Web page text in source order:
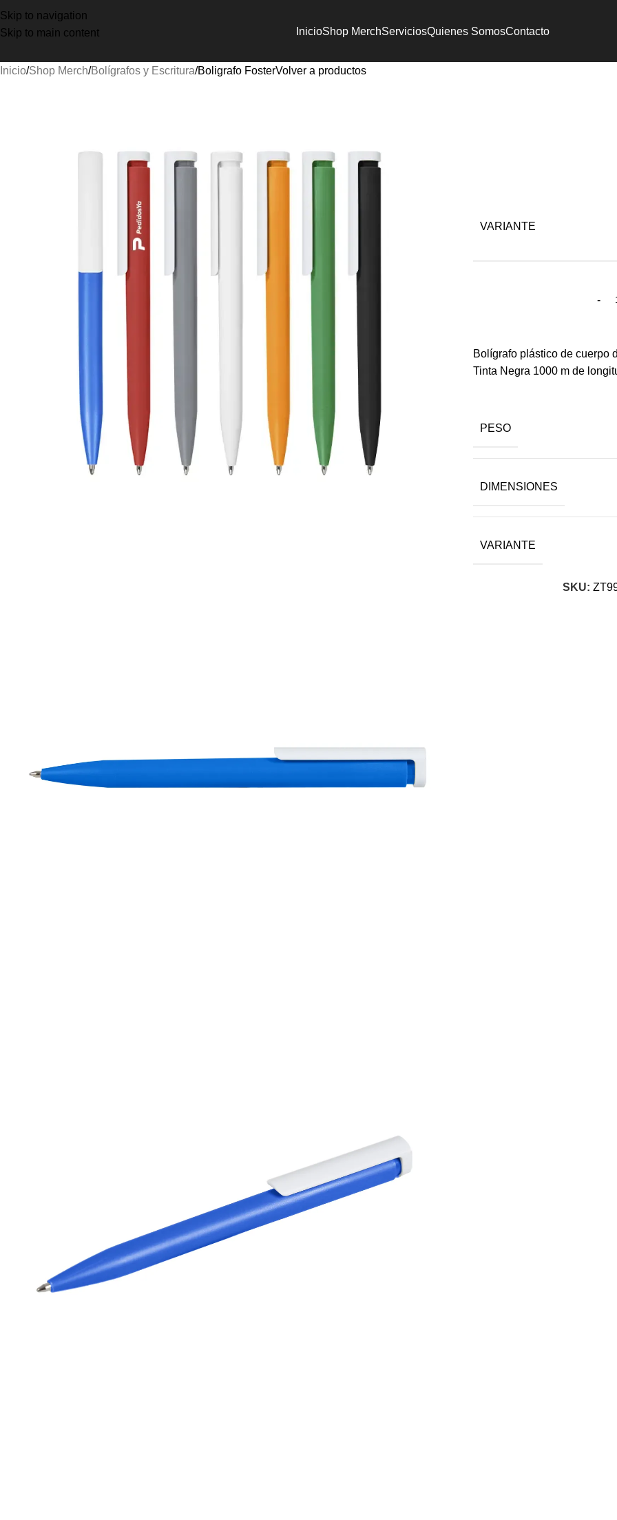
Skip to navigation
Skip to main content
InicioShop MerchServiciosQuienes SomosContacto
Inicio Shop Merch Bolígrafos y Escritura Boligrafo FosterVolver a productos
VARIANTE
Bolígrafo plástico de cuerpo
Tinta Negra 1000 m de
PESO
DIMENSIONES
VARIANTE
SKU: